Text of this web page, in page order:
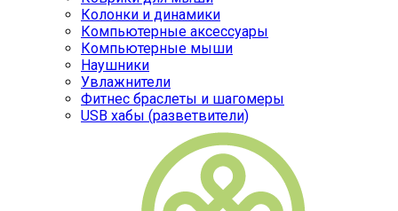
Колонки и динамики
Компьютерные аксессуары
Компьютерные мыши
Наушники
Увлажнители
Фитнес браслеты и шагомеры
USB хабы (разветвители)